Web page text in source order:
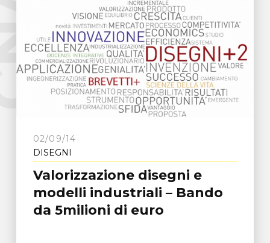
02/09/14
DISEGNI
Valorizzazione disegni e
modelli industriali – Bando
da 5milioni di euro